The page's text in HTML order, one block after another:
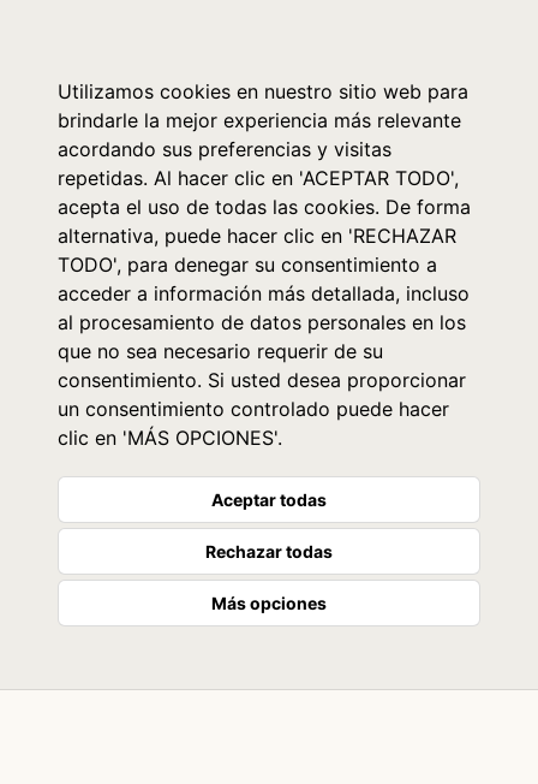
Utilizamos cookies en nuestro sitio web para
brindarle la mejor experiencia más relevante
acordando sus preferencias y visitas
repetidas. Al hacer clic en 'ACEPTAR TODO',
acepta el uso de todas las cookies. De forma
alternativa, puede hacer clic en 'RECHAZAR
TODO', para denegar su consentimiento a
acceder a información más detallada, incluso
al procesamiento de datos personales en los
que no sea necesario requerir de su
consentimiento. Si usted desea proporcionar
un consentimiento controlado puede hacer
clic en 'MÁS OPCIONES'.
Aceptar todas
Rechazar todas
Más opciones